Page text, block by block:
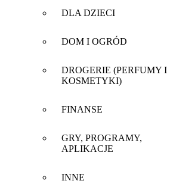
DLA DZIECI
DOM I OGRÓD
DROGERIE (PERFUMY I
KOSMETYKI)
FINANSE
GRY, PROGRAMY,
APLIKACJE
INNE